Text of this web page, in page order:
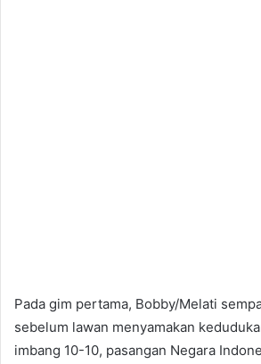
Pada gim pertama, Bobby/Melati
sebelum lawan menyamakan
imbang 10-10, pasangan Negara